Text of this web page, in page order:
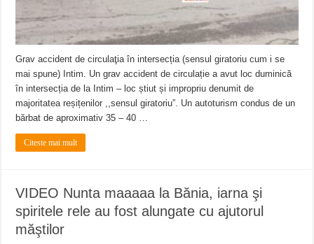
Grav accident de circulaţia în intersecția (sensul giratoriu cum i se
mai spune) Intim. Un grav accident de circulație a avut loc duminică
în intersecția de la Intim – loc știut și impropriu denumit de
majoritatea reșițenilor ,,sensul giratoriu”. Un autoturism condus de un
bărbat de aproximativ 35 – 40 …
Citeste mai mult
VIDEO Nunta maaaaa la Bănia, iarna şi
spiritele rele au fost alungate cu ajutorul
măştilor